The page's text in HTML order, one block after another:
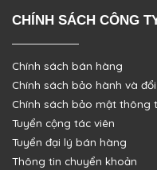
CHÍNH SÁCH CÔNG
Chính sách bán hàng
Chính sách bảo hành và
Chính sách bảo mật thông
Tuyển cộng tác viên
Tuyển đại lý bán hàng
Thông tin chuyển khoản